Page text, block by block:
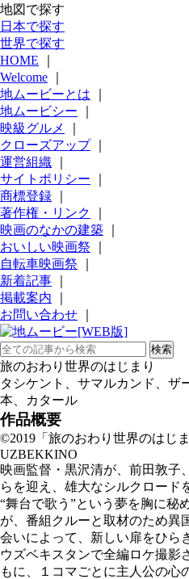
地図で探す
日本で探す
世界で探す
HOME
Welcome
地ムービーとは
地ムービシー
映級グルメ
クローズアップ｜
運営組織
サイトポリシー
商標登録
著作権・リンク
映画のなかの建築
おいしい映画祭
自転車映画祭
新着記事
掲載案内
お問い合わせ
旅のおわり世界のはじまり
タシケント、サマルカンド、ザ
本、カタール
作品概要
©2019「旅のおわり世界のはじ
UZBEKKINO
映画監督・黒沢清が、前田敦子
らを迎え、雄大なシルクロード
“舞台で歌う”という夢を胸に秘
が、番組クルーと取材のため異
会いによって、新しい扉をひら
ウズベキスタンで全編ロケ撮影
もに、１コマごとに主人公の心